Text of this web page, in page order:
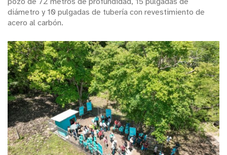
diámetro y 10 pulgadas de tubería con revestimiento de
acero al carbón.